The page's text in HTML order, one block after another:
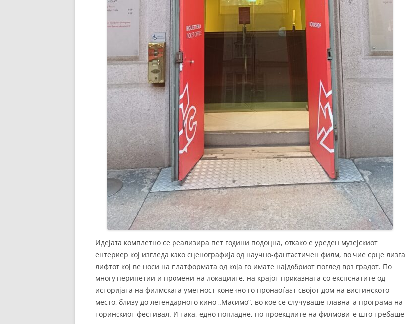
Идејата комплетно се реализира пет години подоцна, откако е уреден музејскиот
ентериер кој изгледа како сценографија од научно-фантастичен филм, во чие срце лизга
лифтот кој ве носи на платформата од која го имате најдобриот поглед врз градот. По
многу перипетии и промени на локациите, на крајот приказната со експонатите од
историјата на филмската уметност конечно го пронаоѓаат својот дом на вистинското
место, близу до легендарното кино „Масимо“, во кое се случуваше главната програма на
торинскиот фестивал. И така, едно попладне, по проекциите на филмовите што требаше